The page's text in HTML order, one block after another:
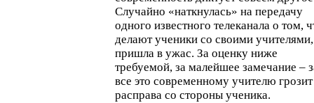
Случайно «наткнулась» на передачу
одного известного телеканала о том,
делают ученики со своими
пришла в ужас. За оценку ниже
требуемой, за малейшее замечание –
все это современному учителю грозит
расправа со стороны ученика.